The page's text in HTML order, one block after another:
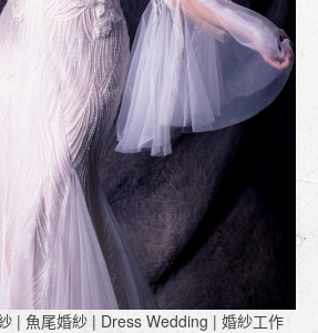
| 魚尾婚紗 | Dress Wedding | 婚紗工作